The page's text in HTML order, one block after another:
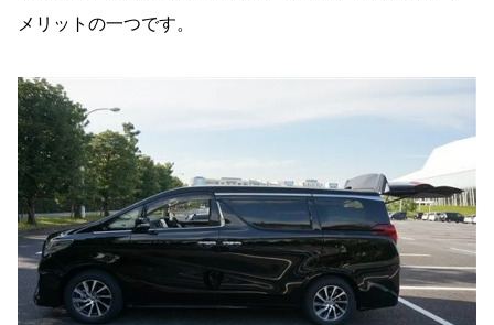
メリットの一つです。